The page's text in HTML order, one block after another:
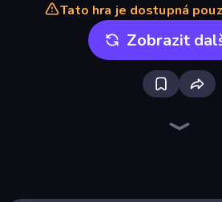
Tato hra je dostupná
Zobrazit